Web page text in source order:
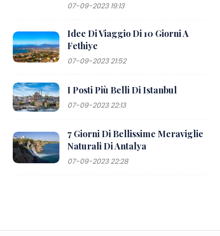
07-09-2023 19:13
Idee Di Viaggio Di 10 Giorni A
Fethiye
07-09-2023 21:52
I Posti Più Belli Di Istanbul
07-09-2023 22:13
7 Giorni Di Bellissime Meraviglie
Naturali Di Antalya
07-09-2023 22:28